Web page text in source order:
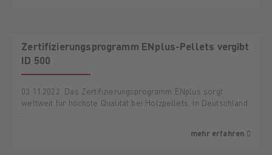
Zertifizierungsprogramm ENplus-Pellets vergibt
ID 500
03.11.2022. Das Zertifizierungsprogramm ENplus sorgt
weltweit für höchste Qualität bei Holzpellets. In Deutschland
…
mehr erfahren